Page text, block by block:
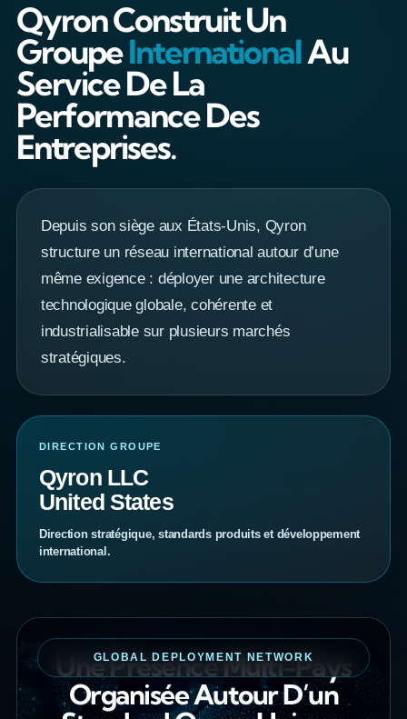
Qyron Construit Un
GroupeInternationalAu
Service De La
Performance Des
Entreprises.
Depuis son siège aux États-Unis, Qyron
structure un réseau international autour d’une
même exigence : déployer une architecture
technologique globale, cohérente et
industrialisable sur plusieurs marchés
stratégiques.
DIRECTION GROUPE
Qyron LLC
United States
Direction stratégique, standards produits et développement
international.
GLOBAL DEPLOYMENT NETWORK
Une Présence Multi-Pays
Organisée Autour D’un